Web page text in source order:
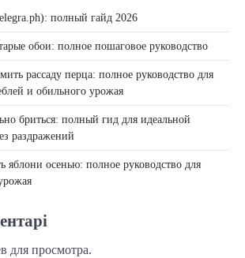
полный гайд 2026
обои: полное пошаговое руководство
рассаду перца: полное руководство для
и обильного урожая
бриться: полный гид для идеальной
раздражений
яблони осенью: полное руководство для
для просмотра.